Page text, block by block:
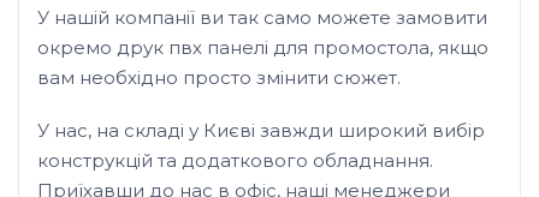
У нашій компанії ви так само можете замовити
окремо друк пвх панелі для промостола, якщо
вам необхідно просто змінити сюжет.
У нас, на складі у Києві завжди широкий вибір
конструкцій та додаткового обладнання.
Приїхавши до нас в офіс, наші менеджери